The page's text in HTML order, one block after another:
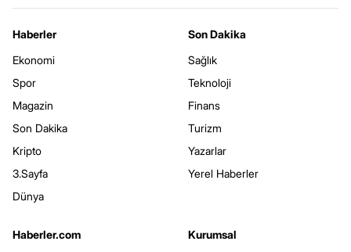
Haberler
Ekonomi
Spor
Magazin
Son Dakika
Kripto
3.Sayfa
Dünya
Son Dakika
Sağlık
Teknoloji
Finans
Turizm
Yazarlar
Yerel Haberler
Haberler.com
Kurumsal